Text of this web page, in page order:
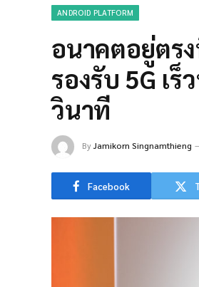
ANDROID PLATFORM
อนาคตอยู่ตร
รองรับ 5G เร็
วินาที
ByJamikorn Singnamthieng
Facebook